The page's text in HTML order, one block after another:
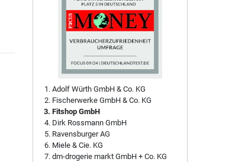
Adolf Würth GmbH & Co. KG
Fischerwerke GmbH & Co. KG
Fitshop GmbH
Dirk Rossmann GmbH
Ravensburger AG
Miele & Cie. KG
dm-drogerie markt GmbH + Co. KG